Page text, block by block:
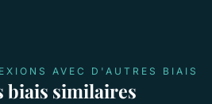
AVEC D'AUTRES BIAIS
biais similaires